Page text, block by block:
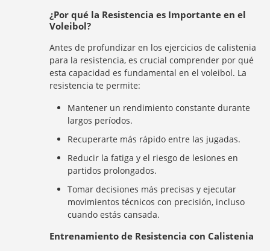
¿Por qué la Resistencia es Importante en el
Voleibol?
Antes de profundizar en los ejercicios de calistenia
para la resistencia, es crucial comprender por qué
esta capacidad es fundamental en el voleibol. La
resistencia te permite:
Mantener un rendimiento constante durante
largos períodos.
Recuperarte más rápido entre las jugadas.
Reducir la fatiga y el riesgo de lesiones en
partidos prolongados.
Tomar decisiones más precisas y ejecutar
movimientos técnicos con precisión, incluso
cuando estás cansada.
Entrenamiento de Resistencia con Calistenia